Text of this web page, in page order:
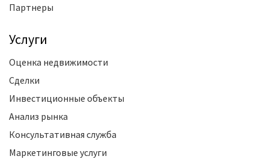
Партнеры
Услуги
Оценка недвижимости
Сделки
Инвестиционные объекты
Анализ рынка
Консультативная служба
Маркетинговые услуги